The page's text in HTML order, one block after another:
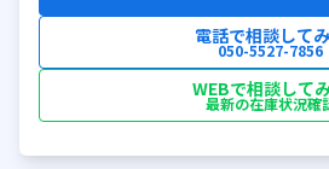
電話で相談して
050-5527-7856
WEBで相談して
最新の在庫状況確